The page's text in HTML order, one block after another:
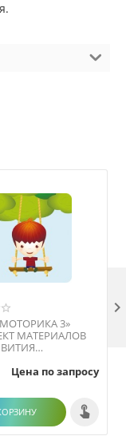
3»
МАТЕРИАЛОВ
Цена по запросу
